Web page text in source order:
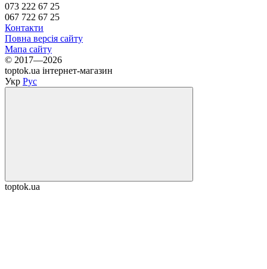
073 222 67 25
067 722 67 25
Контакти
Повна версія сайту
Мапа сайту
© 2017—2026
toptok.ua інтернет-магазин
Укр Рус
toptok.ua